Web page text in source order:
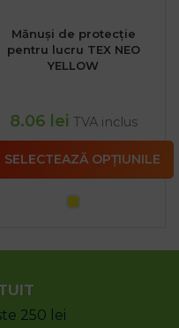
Mănuși de protecție
pentru lucru TEX NEO
YELLOW
8.06 lei TVA inclus
SELECTEAZĂ OPȚIUNILE
250 lei